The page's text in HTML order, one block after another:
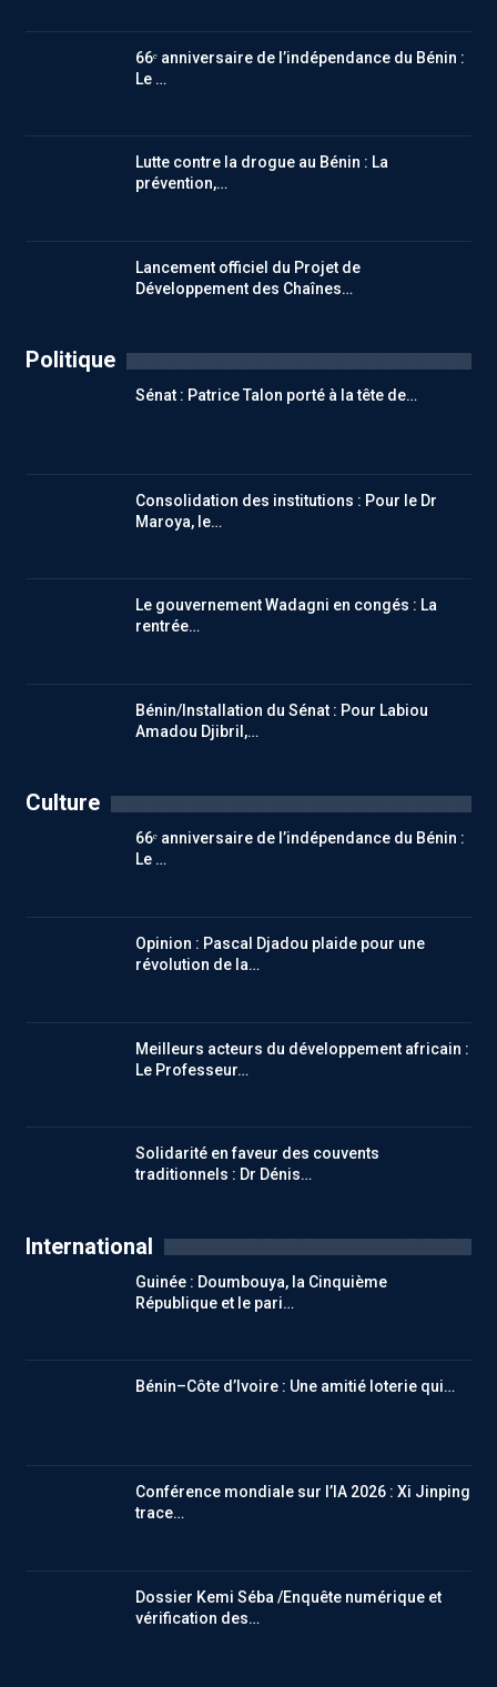
66ᵉ anniversaire de l’indépendance du Bénin :
Le …
Lutte contre la drogue au Bénin : La
prévention,…
Lancement officiel du Projet de
Développement des Chaînes…
Politique
Sénat : Patrice Talon porté à la tête de…
Consolidation des institutions : Pour le Dr
Maroya, le…
Le gouvernement Wadagni en congés : La
rentrée…
Bénin/Installation du Sénat : Pour Labiou
Amadou Djibril,…
Culture
66ᵉ anniversaire de l’indépendance du Bénin :
Le …
Opinion : Pascal Djadou plaide pour une
révolution de la…
Meilleurs acteurs du développement africain :
Le Professeur…
Solidarité en faveur des couvents
traditionnels : Dr Dénis…
International
Guinée : Doumbouya, la Cinquième
République et le pari…
Bénin–Côte d’Ivoire : Une amitié loterie qui…
Conférence mondiale sur l’IA 2026 : Xi Jinping
trace…
Dossier Kemi Séba /Enquête numérique et
vérification des…